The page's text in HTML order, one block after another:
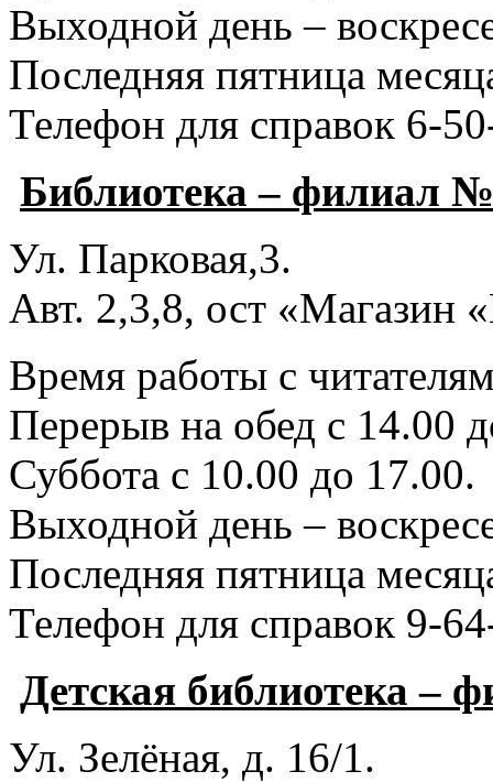
Выходной день –
Последняя пятница
Телефон для справок 6-
Библиотека – филиал
Ул. Парковая,3.
Авт. 2,3,8, ост «Магазин
Время работы с
Перерыв на обед с 14.00
Суббота с 10.00 до 17.00.
Выходной день –
Последняя пятница
Телефон для справок 9-
Детская библиотека –
Ул. Зелёная, д. 16/1.